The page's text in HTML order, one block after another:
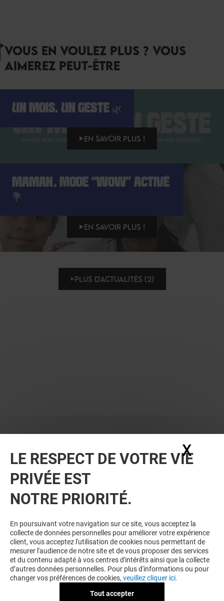
VOUS EN VOULEZ PLUS ? VOUS
AIMEREZ PEUT-ÊTRE
UN MOIS, UN GESTE 🌿
EN SAVOIR PLUS !
MAMAN, MODE “WOW” ACTIVÉ
💐
EN SAVOIR PLUS !
PLUS D'ACTUALITÉS (2)
LE RESPECT DE VOTRE VIE
PRIVÉE EST
NOTRE PRIORITÉ.
En poursuivant votre navigation sur ce site, vous acceptez la
collecte de données personnelles pour améliorer votre expérience
client, vous acceptez l'utilisation de cookies nous permettant de
mesurer l'audience de notre site et de vous proposer des services
et du contenu adapté à vos centres d'intérêts ainsi que la collecte
d’autres données personnelles. Pour plus d'informations ou pour
changer vos préférences de cookies, veuillez cliquer ici.
Tout accepter
X